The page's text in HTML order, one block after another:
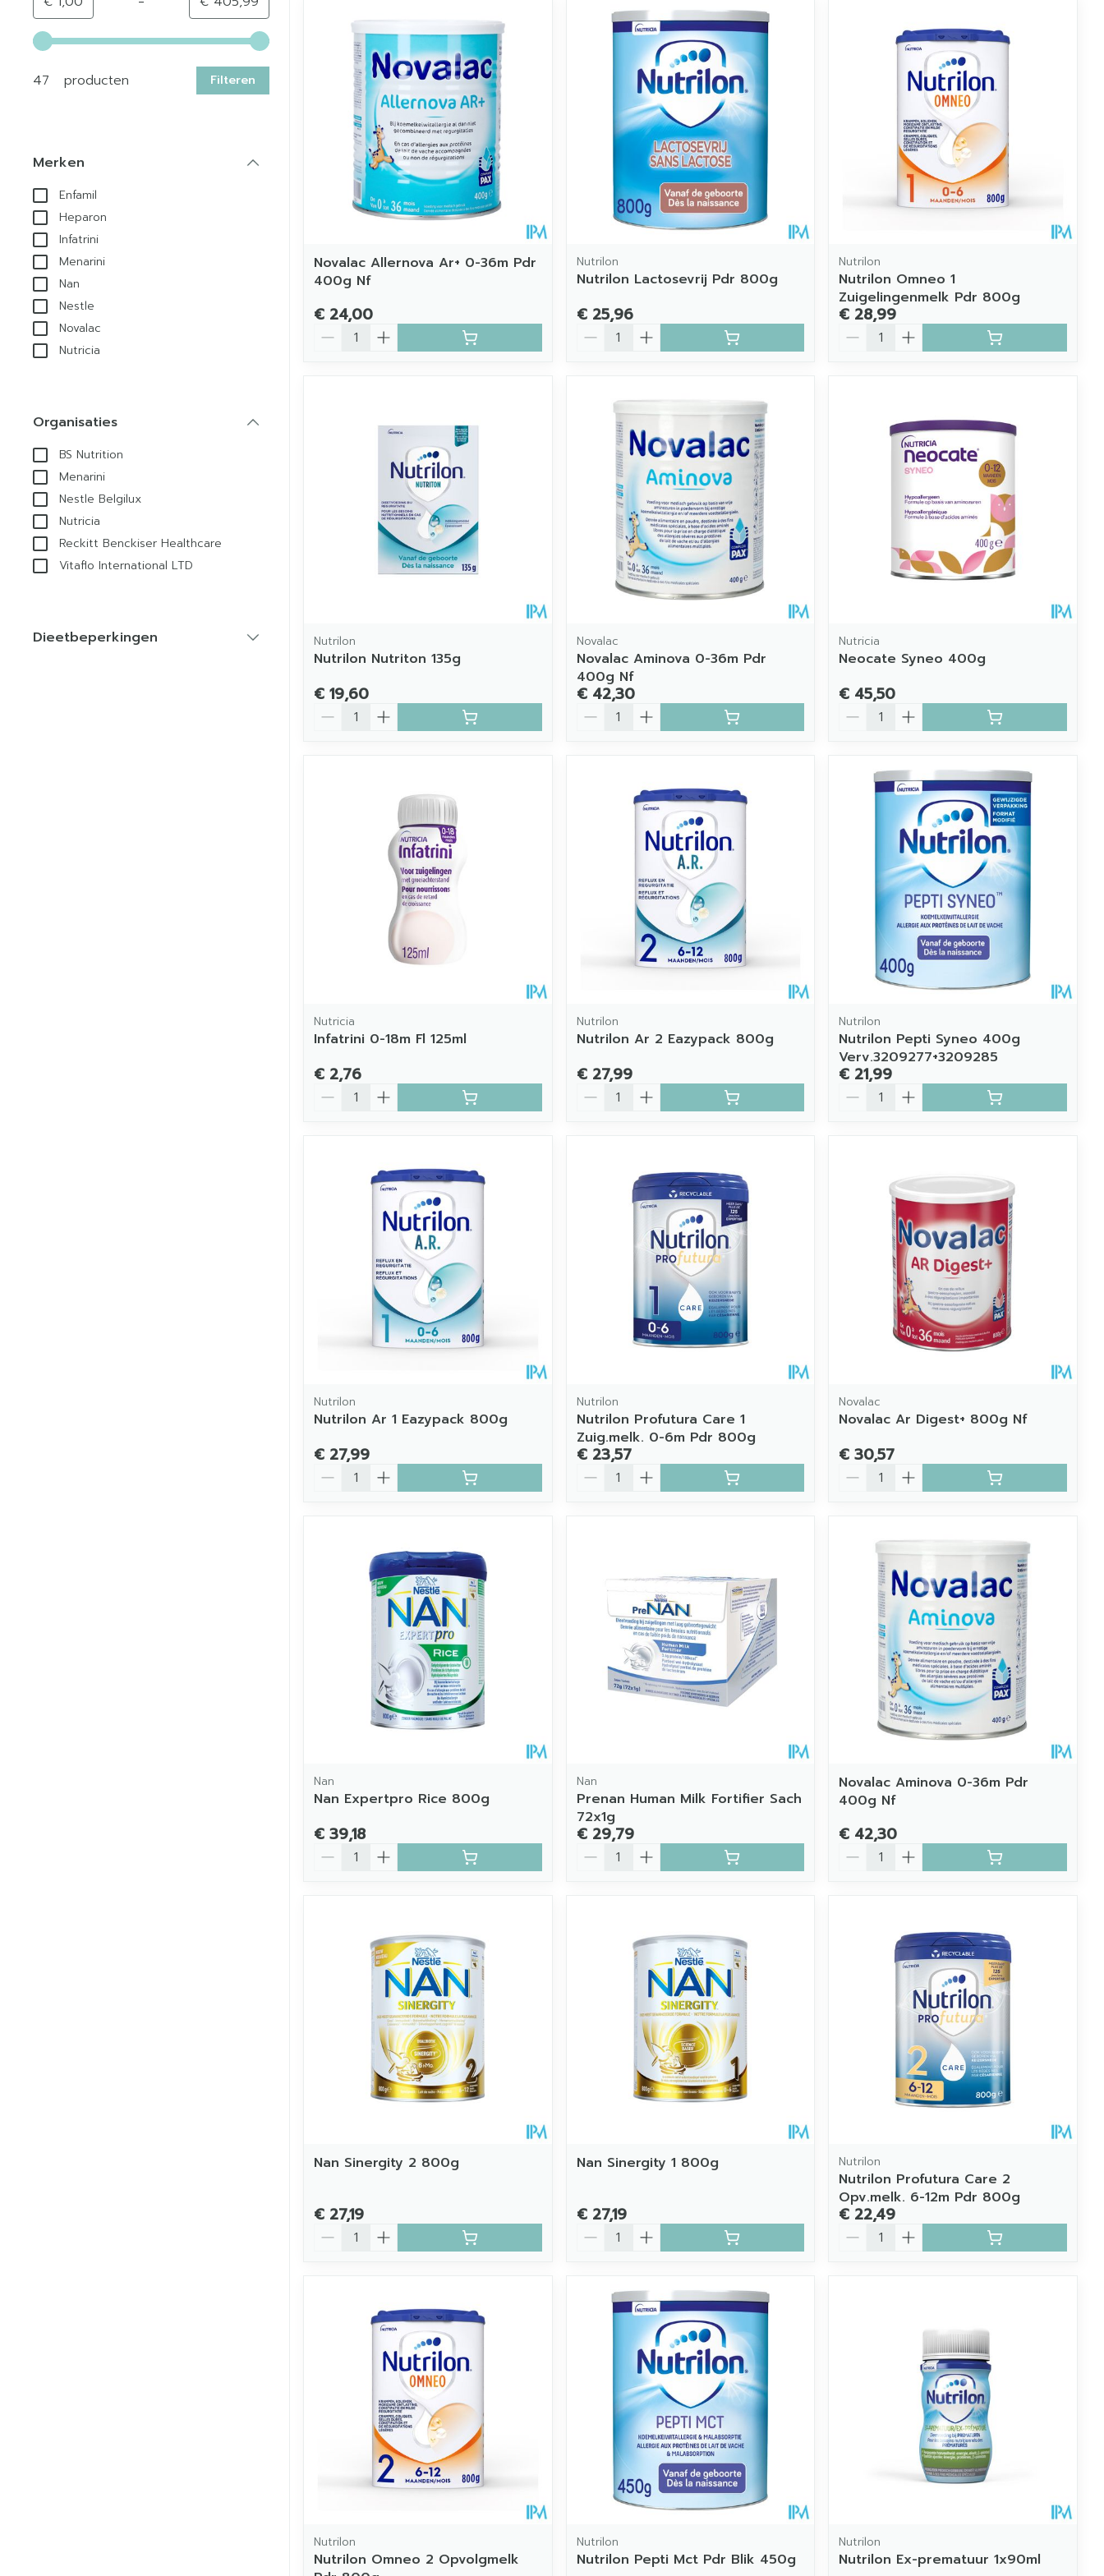
Gebruik de pijltjestoetsen links en rechts om de minimale en maximale prijswaarden aan te passen.
47 producten
Filteren
Merken
Enfamil
Heparon
Infatrini
Menarini
Nan
Nestle
Novalac
Nutricia
Organisaties
BS Nutrition
Menarini
Nestle Belgilux
Nutricia
Reckitt Benckiser Healthcare
Vitaflo International LTD
Dieetbeperkingen
Novalac Allernova Ar+ 0-36m Pdr
400g Nf
€ 24,00
Aantal
Nutrilon
Nutrilon Lactosevrij Pdr 800g
€ 25,96
Aantal
Nutrilon
Nutrilon Omneo 1
Zuigelingenmelk Pdr 800g
€ 28,99
Aantal
Nutrilon
Nutrilon Nutriton 135g
€ 19,60
Aantal
Novalac
Novalac Aminova 0-36m Pdr
400g Nf
€ 42,30
Aantal
Nutricia
Neocate Syneo 400g
€ 45,50
Aantal
Nutricia
Infatrini 0-18m Fl 125ml
€ 2,76
Aantal
Nutrilon
Nutrilon Ar 2 Eazypack 800g
€ 27,99
Aantal
Nutrilon
Nutrilon Pepti Syneo 400g
Verv.3209277+3209285
€ 21,99
Aantal
Nutrilon
Nutrilon Ar 1 Eazypack 800g
€ 27,99
Aantal
Nutrilon
Nutrilon Profutura Care 1
Zuig.melk. 0-6m Pdr 800g
€ 23,57
Aantal
Novalac
Novalac Ar Digest+ 800g Nf
€ 30,57
Aantal
Nan
Nan Expertpro Rice 800g
€ 39,18
Aantal
Nan
Prenan Human Milk Fortifier Sach
72x1g
€ 29,79
Aantal
Novalac Aminova 0-36m Pdr
400g Nf
€ 42,30
Aantal
Nan Sinergity 2 800g
€ 27,19
Aantal
Nan Sinergity 1 800g
€ 27,19
Aantal
Nutrilon
Nutrilon Profutura Care 2
Opv.melk. 6-12m Pdr 800g
€ 22,49
Aantal
Nutrilon
Nutrilon Omneo 2 Opvolgmelk
Nutrilon
Nutrilon Pepti Mct Pdr Blik 450g
Nutrilon
Nutrilon Ex-prematuur 1x90ml